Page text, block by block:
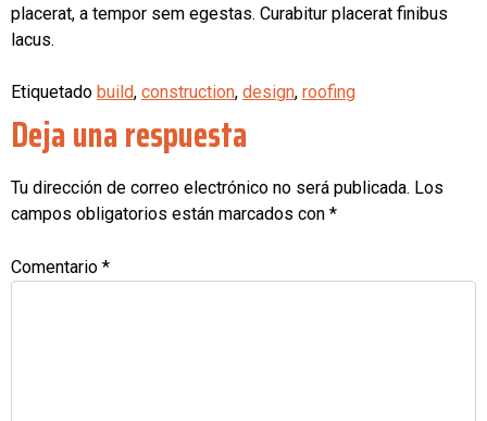
placerat, a tempor sem egestas. Curabitur placerat finibus
lacus.
Etiquetado build, construction, design, roofing
Deja una respuesta
Tu dirección de correo electrónico no será publicada. Los
campos obligatorios están marcados con *
Comentario *